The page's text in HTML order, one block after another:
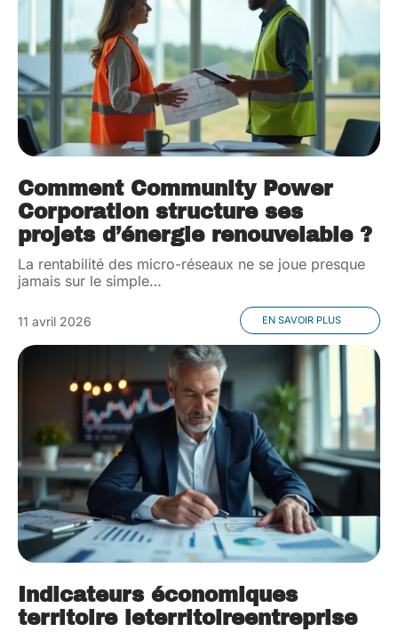
Comment Community Power
Corporation structure ses
projets d’énergie renouvelable ?
La rentabilité des micro-réseaux ne se joue presque
jamais sur le simple…
11 avril 2026 EN SAVOIR PLUS
Indicateurs économiques
territoire leterritoireentreprise